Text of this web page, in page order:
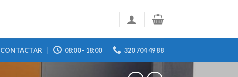
CONTACTAR 08:00 - 18:00 320 704 49 88